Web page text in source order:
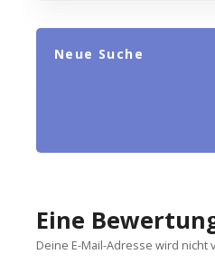
Neue Suche
Eine
Deine E-Mail-Adresse wird nicht